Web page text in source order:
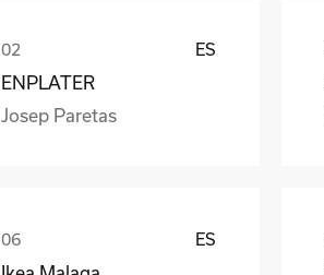
ES
ENPLATER
Josep Paretas
ES